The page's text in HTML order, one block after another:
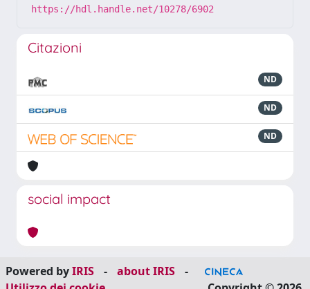
https://hdl.handle.net/10278/6902
Citazioni
ND
ND
ND
social impact
Powered byIRIS - about IRIS
-